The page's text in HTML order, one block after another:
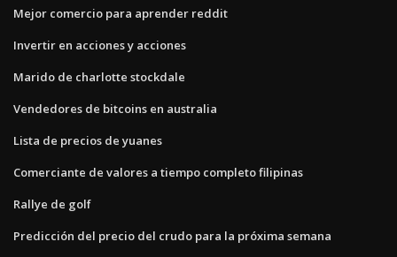
Mejor comercio para aprender reddit
Invertir en acciones y acciones
Marido de charlotte stockdale
Vendedores de bitcoins en australia
Lista de precios de yuanes
Comerciante de valores a tiempo completo filipinas
Rallye de golf
Predicción del precio del crudo para la próxima semana